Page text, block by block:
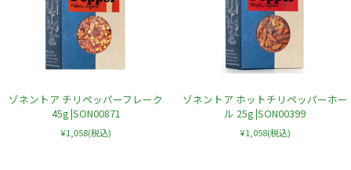
ゾネントア チリペッパーフレーク
45g |SON00871
¥1,058(税込)
ゾネントア ホットチリペッパーホー
ル 25g |SON00399
¥1,058(税込)